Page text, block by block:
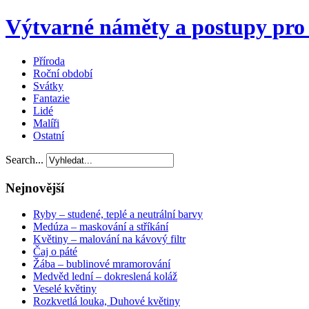
Výtvarné náměty a postupy
Příroda
Roční období
Svátky
Fantazie
Lidé
Malíři
Ostatní
Search...
Nejnovější
Ryby – studené, teplé a neutrální barvy
Medúza – maskování a stříkání
Květiny – malování na kávový filtr
Čaj o páté
Žába – bublinové mramorování
Medvěd lední – dokreslená koláž
Veselé květiny
Rozkvetlá louka, Duhové květiny